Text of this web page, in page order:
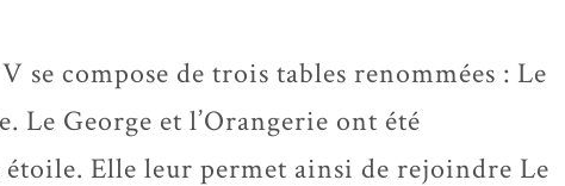
se compose de trois tables renommées : Le
Le George et l’Orangerie ont été
étoile. Elle leur permet ainsi de rejoindre Le